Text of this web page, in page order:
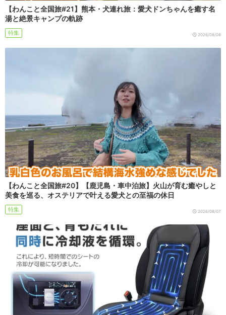
【わんこと全国旅#21】熊本・犬連れ旅：愛犬ドンちゃんを癒す名
湯と絶景キャンプの軌跡
特集 2026/08/08
【わんこと全国旅#20】【鹿児島・車中泊旅】火山が育む癒やしと
美食を巡る、オステリアで叶える愛犬との至福の休日
特集 2026/08/07